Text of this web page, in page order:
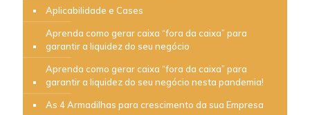
Aplicabilidade e Cases
Aprenda como gerar caixa “fora da caixa” para
garantir a liquidez do seu negócio
Aprenda como gerar caixa “fora da caixa” para
garantir a liquidez do seu negócio nesta pandemia!
As 4 Armadilhas para crescimento da sua Empresa